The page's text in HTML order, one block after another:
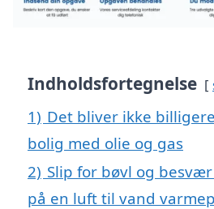
Indholdsfortegnelse
1) Det bliver ikke
bolig med olie og gas
2) Slip for bøvl og
på en luft til vand